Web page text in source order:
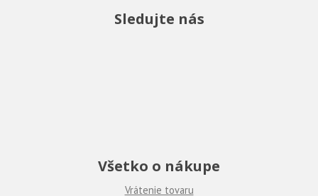
Sledujte nás
Všetko o nákupe
Vrátenie tovaru